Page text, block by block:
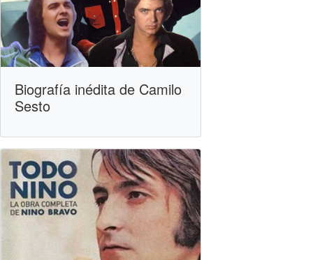
Biografía inédita de Camilo
Sesto